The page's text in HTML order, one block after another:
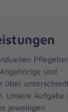
und
über
Unsere Aufgabe
jeweiligen